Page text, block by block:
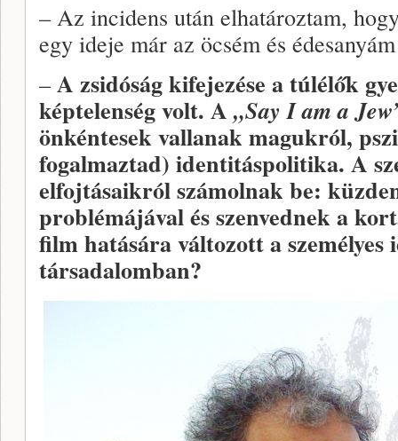
– Az incidens után elhatároztam,
egy ideje már az öcsém és
– A zsidóság kifejezése a túlélők
képtelenség volt. A„Say I am a
önkéntesek vallanak magukról,
fogalmaztad) identitáspolitika. A
elfojtásaikról számolnak be:
problémájával és szenvednek a
film hatására változott a személyes
társadalomban?